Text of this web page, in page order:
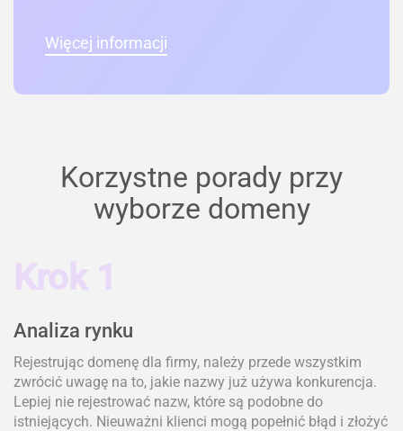
Więcej informacji
Korzystne porady przy
wyborze domeny
Krok 1
Analiza rynku
Rejestrując domenę dla firmy, należy przede wszystkim
zwrócić uwagę na to, jakie nazwy już używa konkurencja.
Lepiej nie rejestrować nazw, które są podobne do
istniejących. Nieuważni klienci mogą popełnić błąd i złożyć